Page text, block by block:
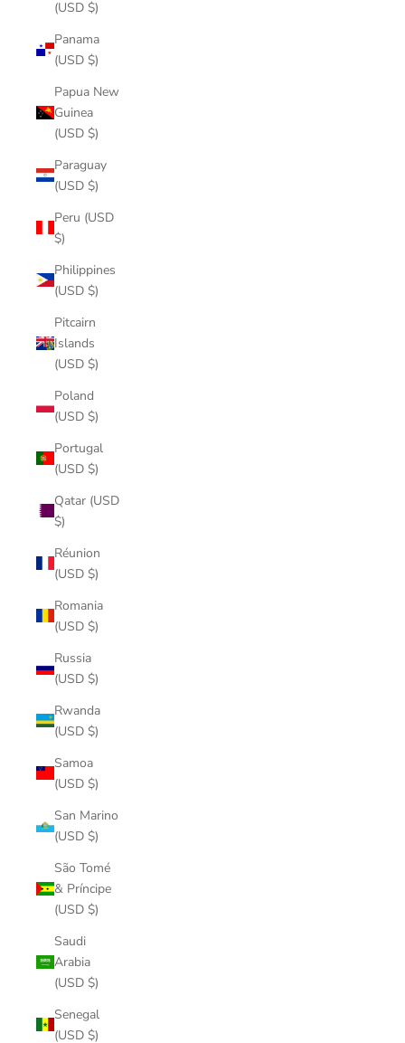
(USD $)
Panama
(USD $)
Papua New
Guinea
(USD $)
Paraguay
(USD $)
Peru (USD
$)
Philippines
(USD $)
Pitcairn
Islands
(USD $)
Poland
(USD $)
Portugal
(USD $)
Qatar (USD
$)
Réunion
(USD $)
Romania
(USD $)
Russia
(USD $)
Rwanda
(USD $)
Samoa
(USD $)
San Marino
(USD $)
São Tomé
& Príncipe
(USD $)
Saudi
Arabia
(USD $)
Senegal
(USD $)